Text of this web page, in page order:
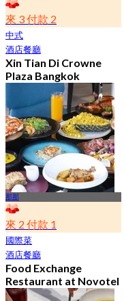
來 3 付款 2
中式
酒店餐廳
Xin Tian Di Crowne
Plaza Bangkok
Lumpini Park
4.5
5.4K 已預訂
起฿ 592
那那
來 2 付款 1
國際菜
酒店餐廳
Food Exchange
Restaurant at Novotel
Bangkok Sukhumvit 4